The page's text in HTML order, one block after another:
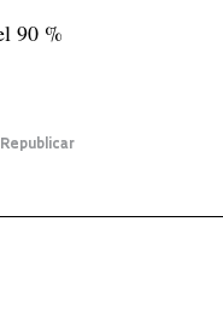
90 %
Republicar